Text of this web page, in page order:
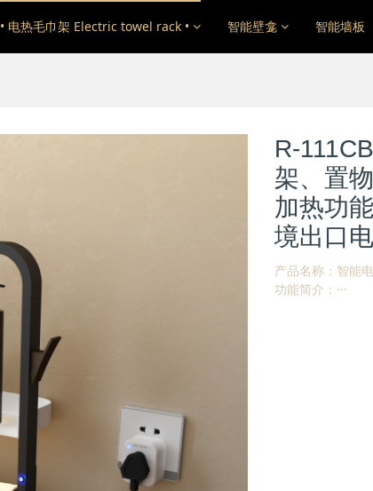
• 电热毛巾架 Electric towel rack • 智能壁龛 智能墙板
R-
架、置
加热功
境出口
产品名称：智
功能简介：···